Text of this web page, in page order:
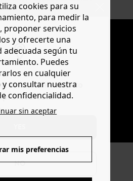
to be redirected to
?
NO
y las ofertas promod
cookies para su
para medir la
proponer servicios
y ofrecerte una
adecuada según tu
Puedes
en cualquier
consultar nuestra
confidencialidad.
sin aceptar
mis preferencias